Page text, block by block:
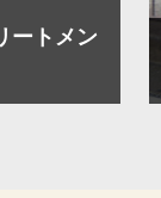
ートメン
メニューに、